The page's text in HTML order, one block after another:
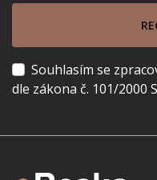
Souhlasím se
dle zákona č. 101/2000